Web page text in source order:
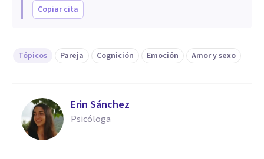
Copiar cita
Tópicos Pareja Cognición Emoción Amor y sexo
Erin Sánchez
Psicóloga